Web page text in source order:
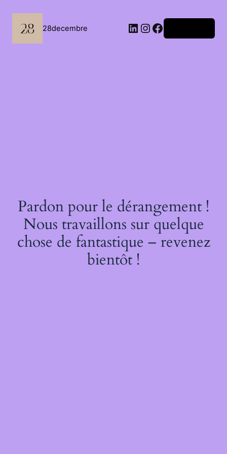
contenu
28decembre LinkedIn
Instagram
Facebook
Pardon pour le dérangement !
Nous travaillons sur quelque
chose de fantastique – revenez
bientôt !